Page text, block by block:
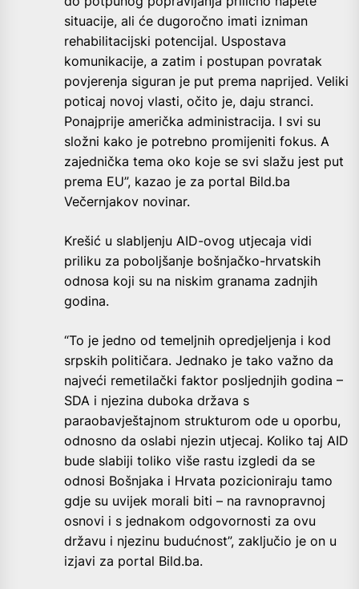
situacije, ali će dugoročno imati izniman
rehabilitacijski potencijal. Uspostava
komunikacije, a zatim i postupan povratak
povjerenja siguran je put prema naprijed. Veliki
poticaj novoj vlasti, očito je, daju stranci.
Ponajprije američka administracija. I svi su
složni kako je potrebno promijeniti fokus. A
zajednička tema oko koje se svi slažu jest put
prema EU”, kazao je za portal Bild.ba
Večernjakov novinar.
Krešić u slabljenju AID-ovog utjecaja vidi
priliku za poboljšanje bošnjačko-hrvatskih
odnosa koji su na niskim granama zadnjih
godina.
“To je jedno od temeljnih opredjeljenja i kod
srpskih političara. Jednako je tako važno da
najveći remetilački faktor posljednjih godina –
SDA i njezina duboka država s
paraobavještajnom strukturom ode u oporbu,
odnosno da oslabi njezin utjecaj. Koliko taj AID
bude slabiji toliko više rastu izgledi da se
odnosi Bošnjaka i Hrvata pozicioniraju tamo
gdje su uvijek morali biti – na ravnopravnoj
osnovi i s jednakom odgovornosti za ovu
državu i njezinu budućnost”, zaključio je on u
izjavi za portal Bild.ba.